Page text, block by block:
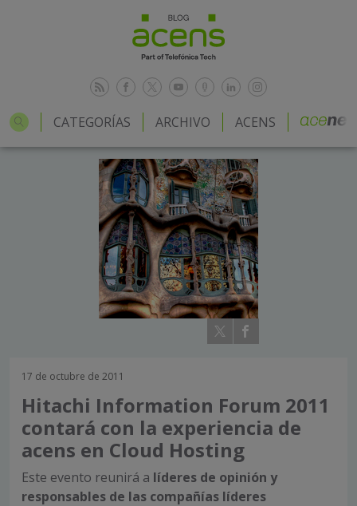
CATEGORÍAS ARCHIVO ACENS
17 de octubre de 2011
Hitachi Information Forum 2011
contará con la experiencia de
acens en Cloud Hosting
Este evento reunirá a líderes de opinión y
responsables de las compañías líderes